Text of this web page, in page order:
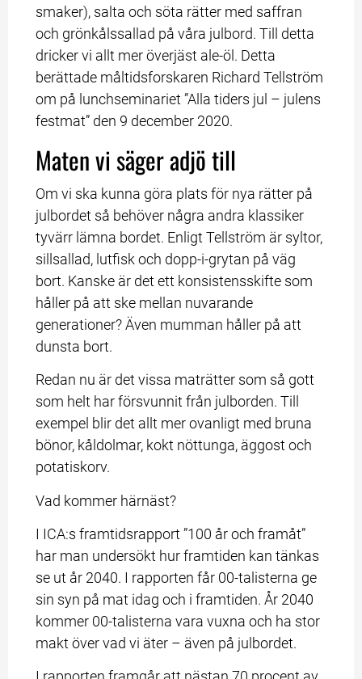
smaker), salta och söta rätter med saffran
och grönkålssallad på våra julbord. Till detta
dricker vi allt mer överjäst ale-öl. Detta
berättade måltidsforskaren Richard Tellström
om på lunchseminariet ”Alla tiders jul – julens
festmat” den 9 december 2020.
Maten vi säger adjö till
Om vi ska kunna göra plats för nya rätter på
julbordet så behöver några andra klassiker
tyvärr lämna bordet. Enligt Tellström är syltor,
sillsallad, lutfisk och dopp-i-grytan på väg
bort. Kanske är det ett konsistensskifte som
håller på att ske mellan nuvarande
generationer? Även mumman håller på att
dunsta bort.
Redan nu är det vissa maträtter som så gott
som helt har försvunnit från julborden. Till
exempel blir det allt mer ovanligt med bruna
bönor, kåldolmar, kokt nöttunga, äggost och
potatiskorv.
Vad kommer härnäst?
I ICA:s framtidsrapport ”100 år och framåt”
har man undersökt hur framtiden kan tänkas
se ut år 2040. I rapporten får 00-talisterna ge
sin syn på mat idag och i framtiden. År 2040
kommer 00-talisterna vara vuxna och ha stor
makt över vad vi äter – även på julbordet.